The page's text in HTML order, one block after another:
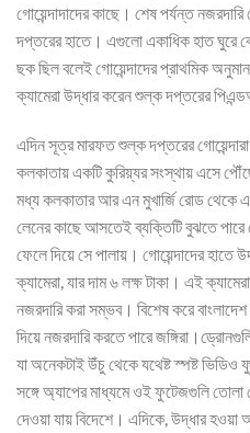
গোয়েন্দাদাদের কাছে। শেষ পর্যন্ত
দপ্তরের হাতে। এগুলো একাধিক হাত ঘুরে
ছক ছিল বলেই গোয়েন্দাদের প্রাথমিক
ক্যামেরা উদ্ধার করেন শুল্ক দপ্তরের
এদিন সূত্র মারফত শুল্ক দপ্তরের
কলকাতায় একটি কুরিয়্যর সংস্থায় এসে
মধ্য কলকাতার আর এন মুখার্জি রোড থেকে
লেনের কাছে আসতেই ব্যক্তিটি বুঝতে
ফেলে দিয়ে সে পালায়। গোয়েন্দাদের হাতে
ক্যামেরা, যার দাম ৬ লক্ষ টাকা। এই
নজরদারি করা সম্ভব। বিশেষ করে
দিয়ে নজরদারি করতে পারে
যা অনেকটাই উঁচু থেকে যথেষ্ট স্পষ্ট
সঙ্গে অ্যাপের মাধ্যমে ওই ফুটেজগুলি তোলা
দেওয়া যায় বিদেশে। এদিকে, উদ্ধার হওয়া